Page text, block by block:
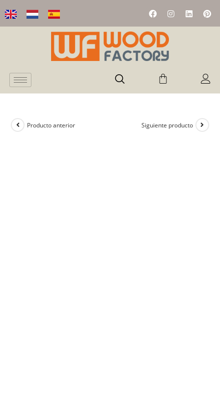
Producto anterior Siguiente producto